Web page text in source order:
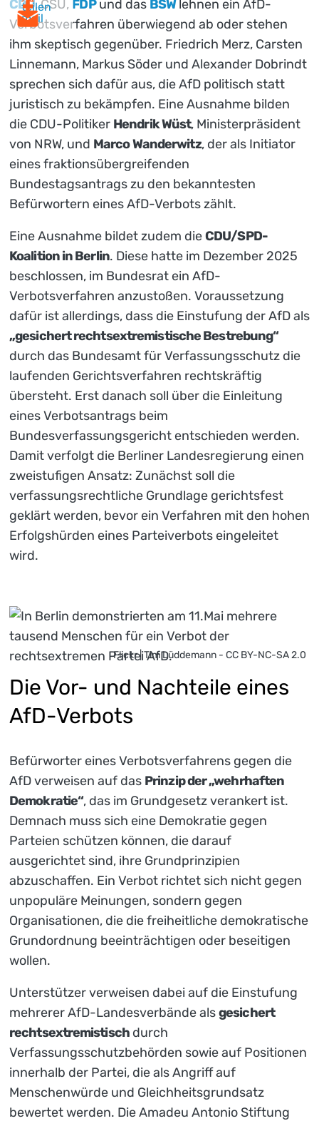
teilen
mail
CDU, CSU, FDPund das BSWlehnen ein AfD-
Verbotsverfahren überwiegend ab oder stehen
ihm skeptisch gegenüber. Friedrich Merz, Carsten
Linnemann, Markus Söder und Alexander Dobrindt
sprechen sich dafür aus, die AfD politisch statt
juristisch zu bekämpfen. Eine Ausnahme bilden
die CDU-Politiker Hendrik Wüst, Ministerpräsident
von NRW, und Marco Wanderwitz, der als Initiator
eines fraktionsübergreifenden
Bundestagsantrags zu den bekanntesten
Befürwortern eines AfD-Verbots zählt.
Eine Ausnahme bildet zudem dieCDU/SPD-
Koalition in Berlin. Diese hatte im Dezember 2025
beschlossen, im Bundesrat ein AfD-
Verbotsverfahren anzustoßen. Voraussetzung
dafür ist allerdings, dass die Einstufung der AfD als
„gesichert rechtsextremistische Bestrebung“
durch das Bundesamt für Verfassungsschutz die
laufenden Gerichtsverfahren rechtskräftig
übersteht. Erst danach soll über die Einleitung
eines Verbotsantrags beim
Bundesverfassungsgericht entschieden werden.
Damit verfolgt die Berliner Landesregierung einen
zweistufigen Ansatz: Zunächst soll die
verfassungsrechtliche Grundlage gerichtsfest
geklärt werden, bevor ein Verfahren mit den hohen
Erfolgshürden eines Parteiverbots eingeleitet
wird.
Flickr | Tim Lüddemann - CC BY-NC-SA 2.0
Die Vor- und Nachteile eines
AfD-Verbots
Befürworter eines Verbotsverfahrens gegen die
AfD verweisen auf das Prinzip der „wehrhaften
Demokratie“, das im Grundgesetz verankert ist.
Demnach muss sich eine Demokratie gegen
Parteien schützen können, die darauf
ausgerichtet sind, ihre Grundprinzipien
abzuschaffen. Ein Verbot richtet sich nicht gegen
unpopuläre Meinungen, sondern gegen
Organisationen, die die freiheitliche demokratische
Grundordnung beeinträchtigen oder beseitigen
wollen.
Unterstützer verweisen dabei auf die Einstufung
mehrerer AfD-Landesverbände alsgesichert
rechtsextremistischdurch
Verfassungsschutzbehörden sowie auf Positionen
innerhalb der Partei, die als Angriff auf
Menschenwürde und Gleichheitsgrundsatz
bewertet werden. Die Amadeu Antonio Stiftung